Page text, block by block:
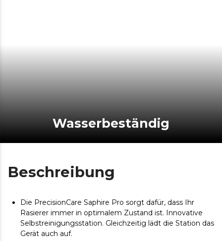
Wasserbeständig
Beschreibung
Die PrecisionCare Saphire Pro sorgt dafür, dass Ihr
Rasierer immer in optimalem Zustand ist. Innovative
Selbstreinigungsstation. Gleichzeitig lädt die Station das
Gerät auch auf.